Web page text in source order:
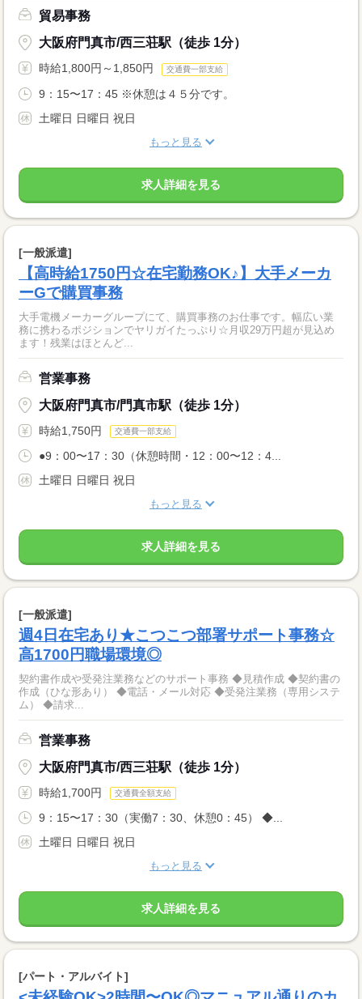
貿易事務
大阪府門真市/西三荘駅（徒歩 1分）
時給1,800円～1,850円 交通費一部支給
9：15〜17：45 ※休憩は４５分です。
土曜日 日曜日 祝日
もっと見る
求人詳細を見る
[一般派遣]
【高時給1750円☆在宅勤務OK♪】大手メーカ
ーGで購買事務
大手電機メーカーグループにて、購買事務のお仕事です。幅広い業
務に携わるポジションでヤリガイたっぷり☆月収29万円超が見込め
ます！残業はほとんど...
営業事務
大阪府門真市/門真市駅（徒歩 1分）
時給1,750円 交通費一部支給
●9：00〜17：30（休憩時間・12：00〜12：4...
土曜日 日曜日 祝日
もっと見る
求人詳細を見る
[一般派遣]
週4日在宅あり★こつこつ部署サポート事務☆
高1700円職場環境◎
契約書作成や受発注業務などのサポート事務 ◆見積作成 ◆契約書の
作成（ひな形あり） ◆電話・メール対応 ◆受発注業務（専用システ
ム） ◆請求...
営業事務
大阪府門真市/西三荘駅（徒歩 1分）
時給1,700円 交通費全額支給
9：15〜17：30（実働7：30、休憩0：45） ◆...
土曜日 日曜日 祝日
もっと見る
求人詳細を見る
[パート・アルバイト]